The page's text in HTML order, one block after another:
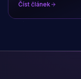
Číst článek